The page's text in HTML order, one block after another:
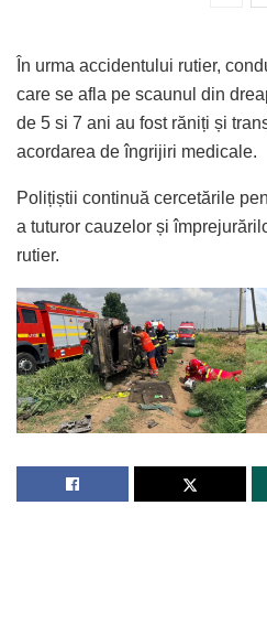
În urma accidentului rutier,
care se afla pe scaunul din
de 5 si 7 ani au fost răniți și
acordarea de îngrijiri medicale.
Polițiștii continuă cercetările
a tuturor cauzelor și
rutier.